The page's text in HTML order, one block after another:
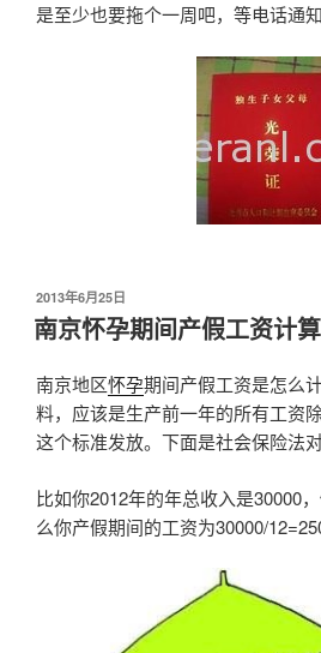
是至少也要拖个一周吧，等电话通知
发
布
于
2013年6月25日
南京怀孕期间产假工资计
南京地区怀孕期间产假工资是怎么
料，应该是生产前一年的所有工资
这个标准发放。下面是社会保险法
比如你2012年的年总收入是30000
么你产假期间的工资为30000/